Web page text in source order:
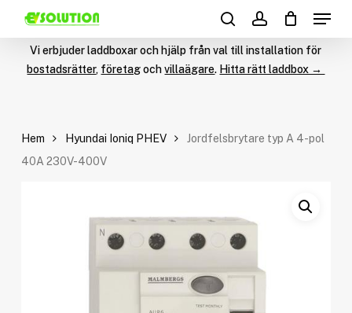
content
Products
search
searchaccount
Menu
Vi erbjuder laddboxar och hjälp från val till installation för
bostadsrätter, företagochvillaägare. Hitta rätt laddbox →
Hem Hyundai Ioniq PHEV
Jordfelsbrytare typ A 4-pol
40A 230V-400V